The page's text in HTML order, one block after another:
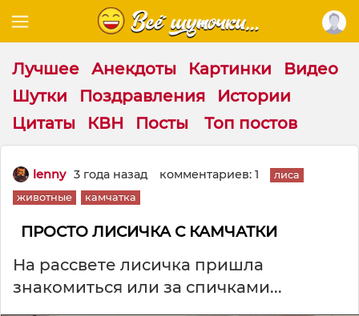
Лучшее Анекдоты Картинки
Видео
Шутки
Поздравления
Истории
Цитаты
КВН Посты Топ постов
lenny 3 года назад комментариев: 1
лиса
животные
камчатка
ПРОСТО ЛИСИЧКА С КАМЧАТКИ
На рассвете лисичка пришла
знакомиться или за спичками...